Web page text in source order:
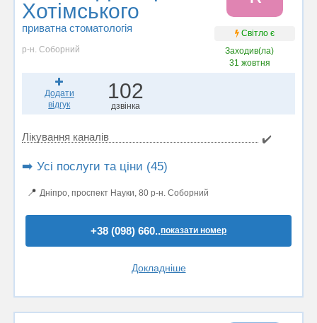
Хотімського
приватна стоматологія
Світло є
р-н. Соборний
Заходив(ла)
31 жовтня
Додати
відгук
102
дзвінка
Лікування каналів ✔️
➡️ Усі послуги та ціни (45)
📍 Дніпро, проспект Науки, 80 р-н. Соборний
+38 (098) 660..показати номер
Докладніше